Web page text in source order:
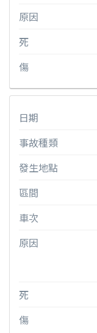
原因
死
傷
日期
事故種類
發生地點
區間
車次
原因
死
傷